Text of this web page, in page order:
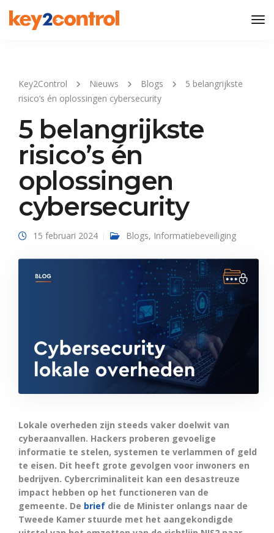
Key2Control Nieuws Blogs
5 belangrijkste
risico’s én oplossingen cybersecurity
5 belangrijkste
risico’s én
oplossingen
cybersecurity
15 februari 2024 Blogs, Informatiebeveiliging
Lokale overheden zijn steeds vaker doelwit van
cyberaanvallen. Hackers proberen gevoelige
informatie te stelen, systemen te verlammen of geld
te eisen. Dit heeft grote gevolgen voor inwoners en
bedrijven. Cybercriminaliteit kan een desastreuze
impact hebben op het functioneren van de
gemeente. De brief die de Minister onlangs naar de
Tweede Kamer stuurde met het aangekondigde